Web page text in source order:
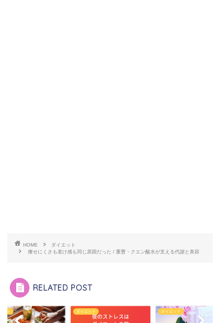
HOME
ダイエット
痩せにくさも老け感も同じ原因だった / 重曹・クエン酸水が支える代謝と美容
RELATED POST
ット ダイエット ダイエット